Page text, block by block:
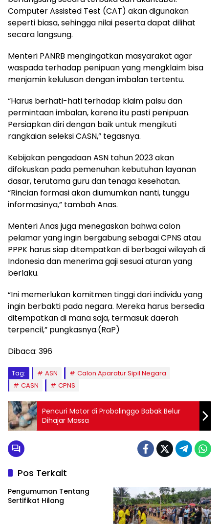
Computer Assisted Test (CAT) akan digunakan
seperti biasa, sehingga nilai peserta dapat dilihat
secara langsung.
Menteri PANRB mengingatkan masyarakat agar
waspada terhadap penipuan yang mengklaim bisa
menjamin kelulusan dengan imbalan tertentu.
“Harus berhati-hati terhadap klaim palsu dan
permintaan imbalan, karena itu pasti penipuan.
Persiapkan diri dengan baik untuk mengikuti
rangkaian seleksi CASN,” tegasnya.
Kebijakan pengadaan ASN tahun 2023 akan
difokuskan pada pemenuhan kebutuhan layanan
dasar, terutama guru dan tenaga kesehatan.
“Rincian formasi akan diumumkan nanti, tunggu
informasinya,” tambah Anas.
Menteri Anas juga menegaskan bahwa calon
pelamar yang ingin bergabung sebagai CPNS atau
PPPK harus siap ditempatkan di berbagai wilayah di
Indonesia dan menerima gaji sesuai aturan yang
berlaku.
“Ini memerlukan komitmen tinggi dari individu yang
ingin berbakti pada negara. Mereka harus bersedia
ditempatkan di mana saja, termasuk daerah
terpencil,” pungkasnya.(RaP)
Dibaca: 396
Tag: ASN
Calon Aparatur Sipil Negara
CASN
CPNS
Pencuri Motor di Probolinggo Babak Belur
Dihajar Massa
Pos Terkait
Pengumuman Tentang
Sertifikat Hilang